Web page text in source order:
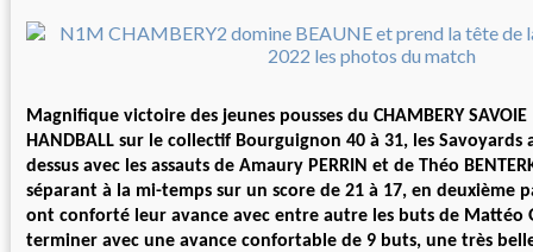
Magnifique victoire des jeunes pousses du CHAMBERY SAVOIE
HANDBALL sur le collectif Bourguignon 40 à 31, les
dessus avec les assauts de Amaury PERRIN et de Théo
séparant à la mi-temps sur un score de 21 à 17, en deuxième
ont conforté leur avance avec entre autre les buts de Mattéo
terminer avec une avance confortable de 9 buts, une très